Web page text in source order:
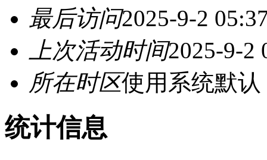
最后访问2025-9-2
上次活动时间2025-9-2
所在时区使用系统默认
统计信息